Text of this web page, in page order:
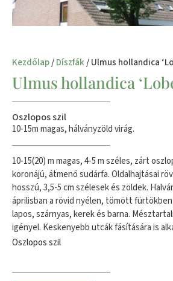
Kezdőlap/Díszfák/ Ulmus hollandica
Ulmus hollandica
Oszlopos szil
10-15m magas, hálványzöld virág.
10-15(20) m magas, 4-5 m széles, zárt
koronájú, átmenő sudárfa. Oldalhajtásai
hosszú, 3,5-5 cm szélesek és zöldek.
áprilisban a rövid nyélen, tömött
lapos, szárnyas, kerek és barna.
igényel. Keskenyebb utcák fásítására is
Oszlopos szil